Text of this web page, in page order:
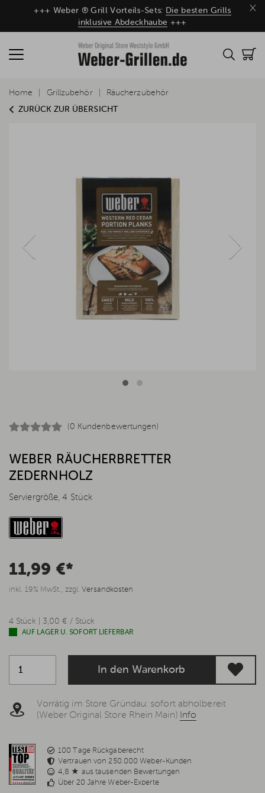
×
+++ Weber ® Grill Vorteils-Sets: Die besten Grills
inklusive Abdeckhaube +++
ZURÜCK ZUR ÜBERSICHT
Home Grillzubehör Räucherzubehör
(0 Kundenbewertungen)
WEBER RÄUCHERBRETTER
ZEDERNHOLZ
Serviergröße, 4 Stück
11,99 €*
inkl. 19% MwSt., zzgl.Versandkosten
4 Stück | 3,00 € / Stück
AUF LAGER U. SOFORT LIEFERBAR
In den Warenkorb
Vorrätig im Store Gründau: sofort abholbereit
(Weber Original Store Rhein Main) Info
100 Tage Rückgaberecht
Vertrauen von 250.000 Weber-Kunden
4,8 ★ aus tausenden Bewertungen
Über 20 Jahre Weber-Experte